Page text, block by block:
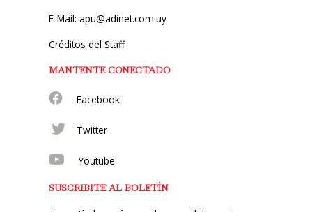
E-Mail: apu@adinet.com.uy
Créditos del Staff
MANTENTE CONECTADO
Facebook
Twitter
Youtube
SUSCRIBITE AL BOLETÍN